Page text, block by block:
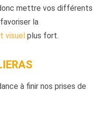
mettre vos différents
la
visuel plus fort.
à finir nos prises de